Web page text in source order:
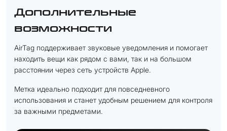
Дополнительные
возможности
AirTag поддерживает звуковые уведомления и помогает
находить вещи как рядом с вами, так и на большом
расстоянии через сеть устройств Apple.
Метка идеально подходит для повседневного
использования и станет удобным решением для контроля
за важными предметами.